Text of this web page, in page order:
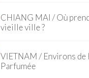
Mai Chau
Ninh Binh
CHIANG MAI / Où
vieille ville ?
VIETNAM / Environs de
Parfumée